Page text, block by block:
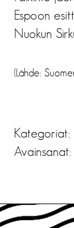
Espoon
Nuokun
(Lähde:
Kategoriat:
Avainsanat: